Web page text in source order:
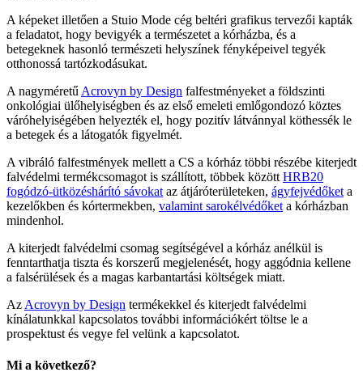
A képeket illetően a Stuio Mode cég beltéri grafikus tervezői kapták
a feladatot, hogy bevigyék a természetet a kórházba, és a
betegeknek hasonló természeti helyszínek fényképeivel tegyék
otthonossá tartózkodásukat.
A nagyméretű Acrovyn by Design falfestményeket a földszinti
onkológiai ülőhelyiségben és az első emeleti emlőgondozó köztes
váróhelyiségében helyezték el, hogy pozitív látvánnyal köthessék le
a betegek és a látogatók figyelmét.
A vibráló falfestmények mellett a CS a kórház többi részébe kiterjedt
falvédelmi termékcsomagot is szállított, többek között HRB20
fogódzó-ütközéshárító sávokat az átjáróterületeken, ágyfejvédőket a
kezelőkben és kórtermekben, valamint sarokélvédőket a kórházban
mindenhol.
A kiterjedt falvédelmi csomag segítségével a kórház anélkül is
fenntarthatja tiszta és korszerű megjelenését, hogy aggódnia kellene
a falsérülések és a magas karbantartási költségek miatt.
Az Acrovyn by Design termékekkel és kiterjedt falvédelmi
kínálatunkkal kapcsolatos további információkért töltse le a
prospektust és vegye fel velünk a kapcsolatot.
Mi a következő?